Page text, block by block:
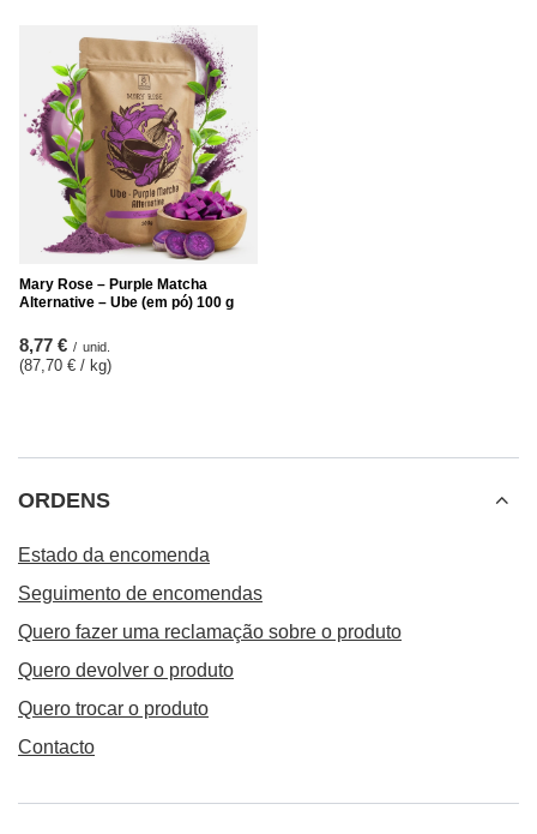
Mary Rose – Purple Matcha
Alternative – Ube (em pó) 100 g
8,77 € / unid.
(87,70 € / kg)
ORDENS
Estado da encomenda
Seguimento de encomendas
Quero fazer uma reclamação sobre o produto
Quero devolver o produto
Quero trocar o produto
Contacto